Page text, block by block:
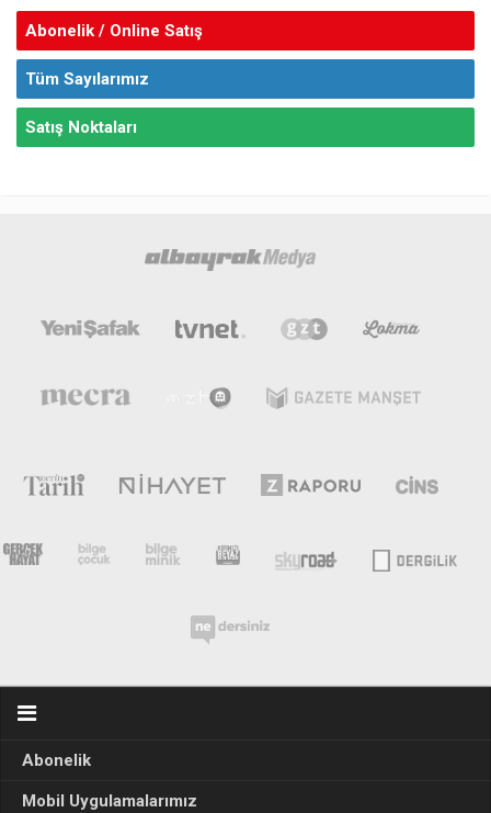
Abonelik / Online Satış
Tüm Sayılarımız
Satış Noktaları
Abonelik
Mobil Uygulamalarımız